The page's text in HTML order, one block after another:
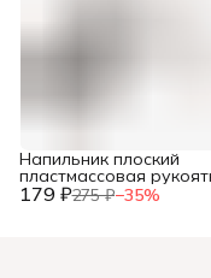
179 ₽275 ₽−35%
Напильник плоский
пластмассовая
№2, 150мм, (шт.)